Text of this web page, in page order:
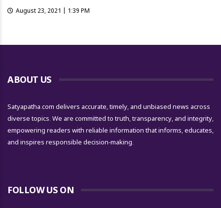
August 23, 2021 | 1:39 PM
ABOUT US
Satyapatha.com delivers accurate, timely, and unbiased news across
diverse topics. We are committed to truth, transparency, and integrity,
empowering readers with reliable information that informs, educates,
and inspires responsible decision-making.
FOLLOW US ON